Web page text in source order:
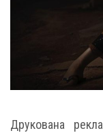
Друкована